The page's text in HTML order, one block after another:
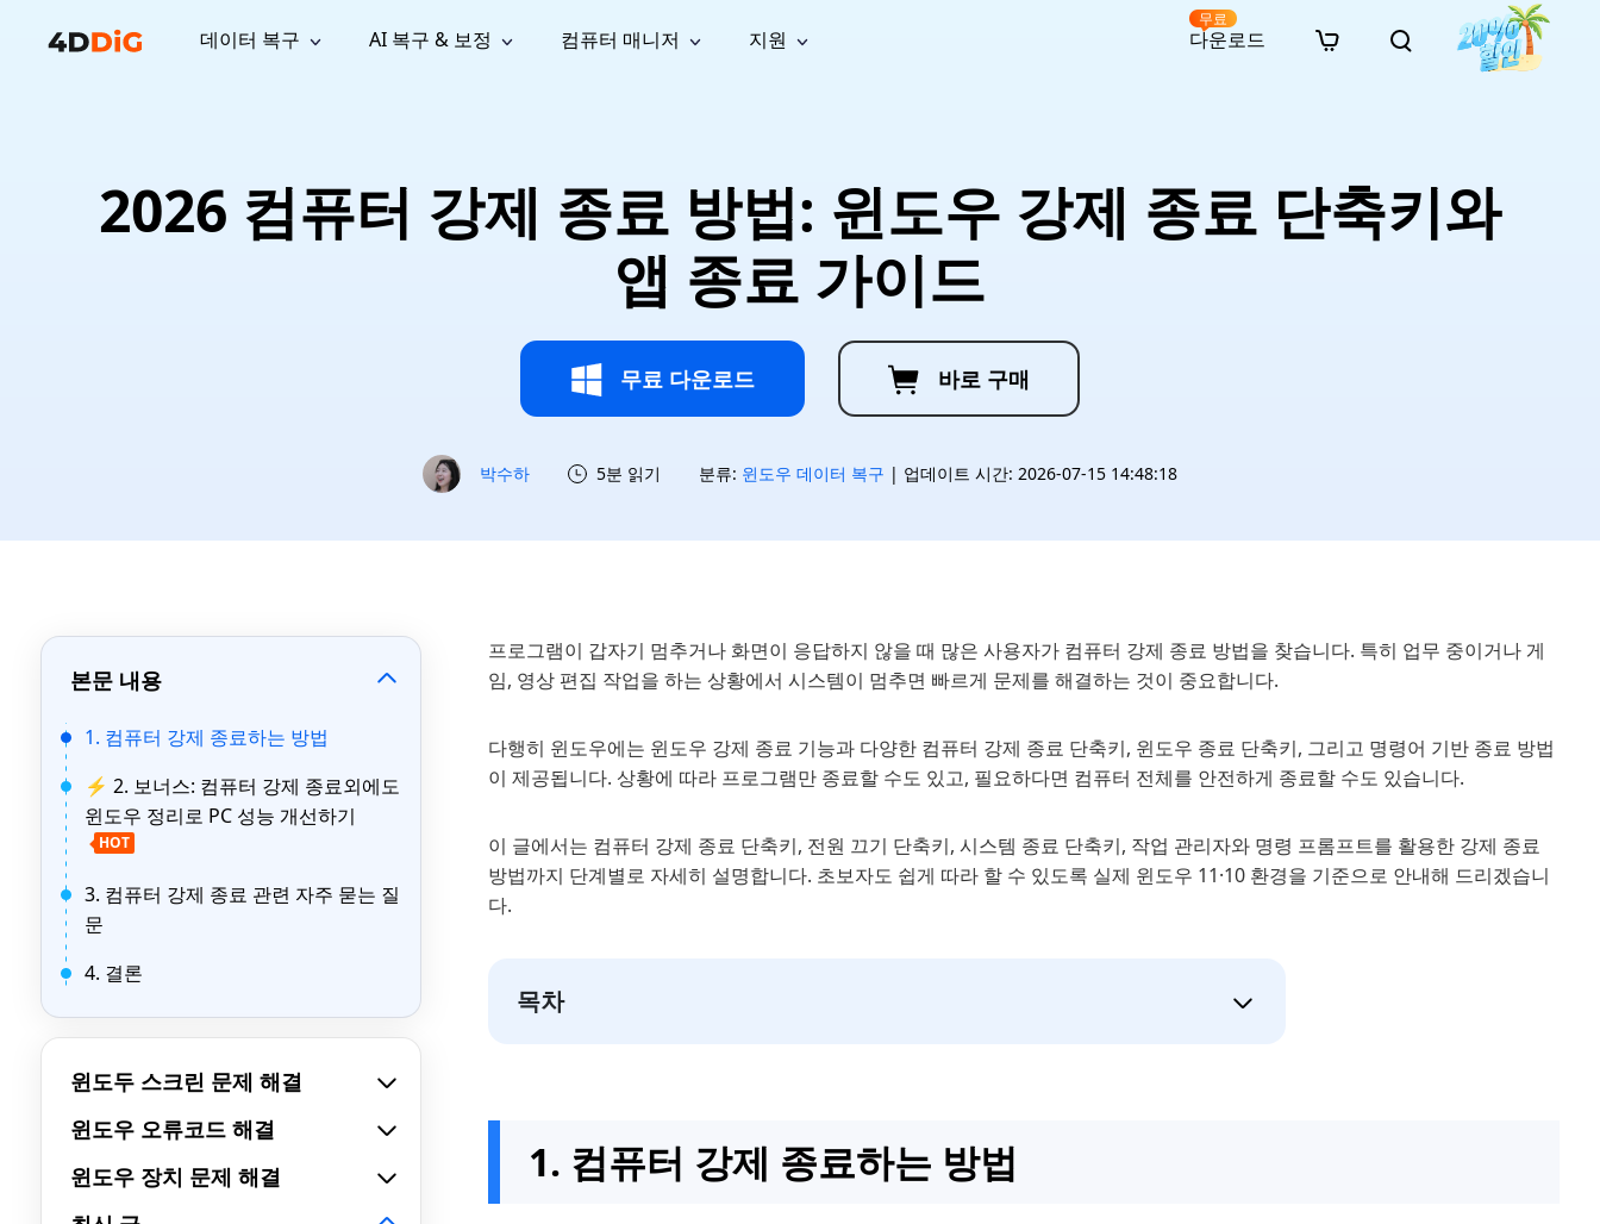
데이터 복구
프로 무료
WhatsApp 데이터 복구
WhatsApp 메시지 복구
LINE 데이터 복구
백업 없이 LINE 채팅 복구
· USB 복구
· 파티션 복구
· 한글 파일 복구
· 오피스 파일 복구
· 사진 복구
· 동영상 복구
AI 복구 & 보정
복구
구
구
오디오
복구
영상 화
질 높이
기
AI
사진 화
질 높이
기
온라인 사진 복구
온라인 문서 복구
· 시네마틱 AI 이미지 프롬프트
· 애니메이션 실사 변환 프롬프트
컴퓨터 매니저
Windows용 간편 디스크 관리
중복 파일 검색 및 삭제
Tenorshare Cleamio
브랜드 리뉴얼
Mac 최적화 및 정밀 클린
Windows DLL 오류 수정
Email Repair
손상된 PST/OST 파일 복구
· 하드 디스크 복사
· 중복 파일 찾기 (Mac)
· C 드라이브 확장
· 디스크 공간 확보 (Win)
· MBR GPT 변환
· Mac 저장 공간 최적화
지원
가이드, 라이선스, 문의
구독 업데이트
사용자 가이드 센터
사용 방법 가이드
다운로드
무료
2026 컴퓨터 강제 종료 방법: 윈도우 강제 종료 단축키와
앱 종료 가이드
무료 다운로드 바로 구매
박수하 5분 읽기 분류: 윈도우 데이터 복구 | 업데이트 시간: 2026-07-15 14:48:18
본문 내용
1. 컴퓨터 강제 종료하는 방법
⚡ 2. 보너스: 컴퓨터 강제 종료외에도
윈도우 정리로 PC 성능 개선하기
HOT
3. 컴퓨터 강제 종료 관련 자주 묻는 질
문
4. 결론
윈도두 스크린 문제 해결
윈도우 오류코드 해결
윈도우 장치 문제 해결
프로그램이 갑자기 멈추거나 화면이 응답하지 않을 때 많은 사용자가 컴퓨터 강제 종료 방법을 찾습니다. 특히 업무 중이거나 게
임, 영상 편집 작업을 하는 상황에서 시스템이 멈추면 빠르게 문제를 해결하는 것이 중요합니다.
다행히 윈도우에는 윈도우 강제 종료 기능과 다양한 컴퓨터 강제 종료 단축키, 윈도우 종료 단축키, 그리고 명령어 기반 종료 방법
이 제공됩니다. 상황에 따라 프로그램만 종료할 수도 있고, 필요하다면 컴퓨터 전체를 안전하게 종료할 수도 있습니다.
이 글에서는 컴퓨터 강제 종료 단축키, 전원 끄기 단축키, 시스템 종료 단축키, 작업 관리자와 명령 프롬프트를 활용한 강제 종료
방법까지 단계별로 자세히 설명합니다. 초보자도 쉽게 따라 할 수 있도록 실제 윈도우 11·10 환경을 기준으로 안내해 드리겠습니
다.
목차
1. 컴퓨터 강제 종료하는 방법